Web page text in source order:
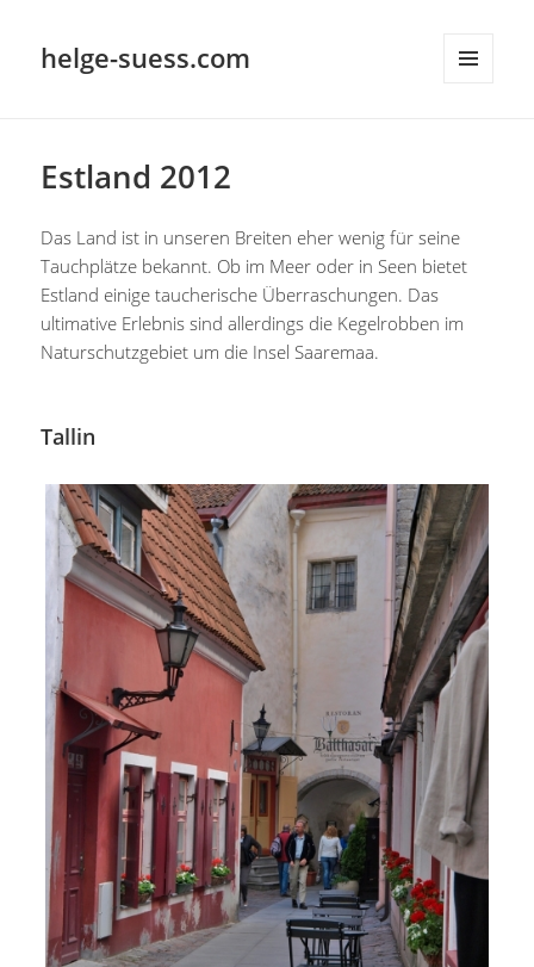
helge-suess.com
Estland 2012
Das Land ist in unseren Breiten eher wenig für seine
Tauchplätze bekannt. Ob im Meer oder in Seen bietet
Estland einige taucherische Überraschungen. Das
ultimative Erlebnis sind allerdings die Kegelrobben im
Naturschutzgebiet um die Insel Saaremaa.
Tallin